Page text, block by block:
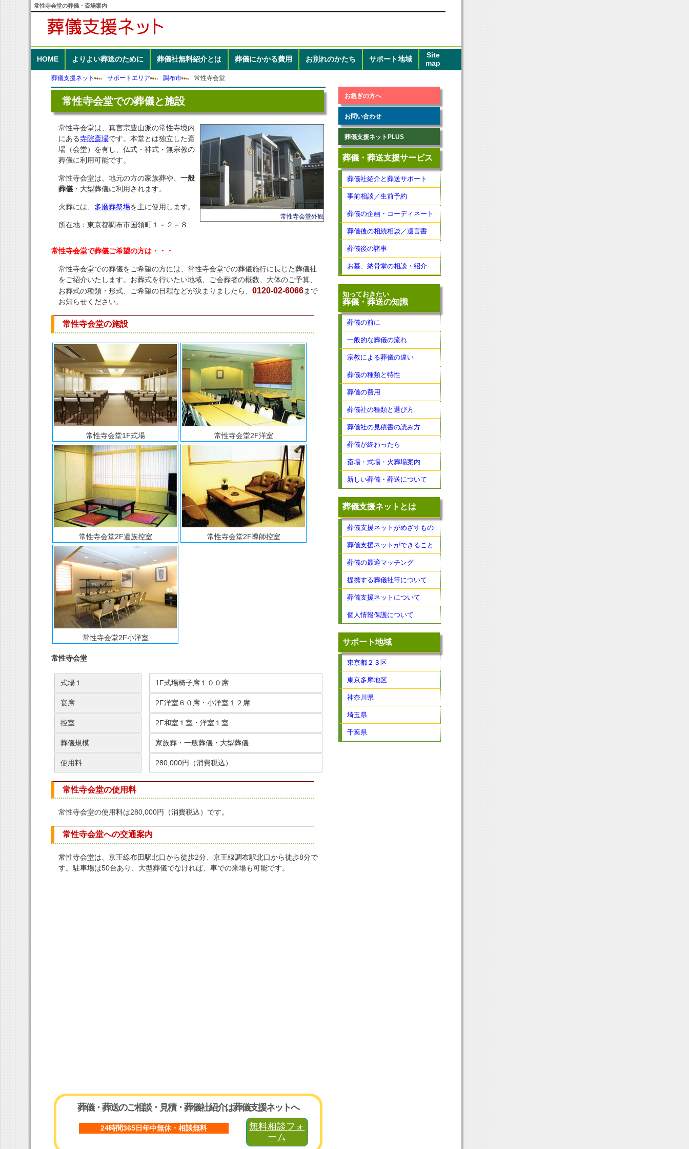
常性寺会堂の葬儀・斎場案内
HOME よりよい葬送のために 葬儀社無料紹介とは 葬儀にかかる費用 お別れのかたち サポート地域
Site
map
葬儀支援ネット サポートエリア 調布市 常性寺会堂
常性寺会堂での葬儀と施設
常性寺会堂外観
常性寺会堂は、真言宗豊山派の常性寺境内
にある寺院斎場です。本堂とは独立した斎
場（会堂）を有し、仏式・神式・無宗教の
葬儀に利用可能です。
常性寺会堂は、地元の方の家族葬や、 一般
葬儀 ・大型葬儀に利用されます。
火葬には、 多磨葬祭場を主に使用します。
所在地：東京都調布市国領町１－２－８
常性寺会堂で葬儀ご希望の方は・・・
常性寺会堂での葬儀をご希望の方には、常性寺会堂での葬儀施行に長じた葬儀社
をご紹介いたします。お葬式を行いたい地域、ご会葬者の概数、大体のご予算、
お葬式の種類・形式、ご希望の日程などが決まりましたら、 0120-02-6066まで
お知らせください。
常性寺会堂の施設
常性寺会堂1F式場 常性寺会堂2F洋室
常性寺会堂2F遺族控室 常性寺会堂2F導師控室
常性寺会堂2F小洋室
常性寺会堂
式場１ 1F式場椅子席１００席
宴席 2F洋室６０席・小洋室１２席
控室 2F和室１室・洋室１室
葬儀規模 家族葬・一般葬儀・大型葬儀
使用料 280,000円（消費税込）
常性寺会堂の使用料
常性寺会堂の使用料は280,000円（消費税込）です。
常性寺会堂への交通案内
常性寺会堂は、京王線布田駅北口から徒歩2分、京王線調布駅北口から徒歩8分で
す。駐車場は50台あり、大型葬儀でなければ、車での来場も可能です。
葬儀・葬送のご相談・見積・葬儀社紹介は葬儀支援ネットへ
24時間365日年中無休・相談無料
無料相談フォ
ーム
お急ぎの方へ
お問い合わせ
葬儀支援ネットPLUS
葬儀・葬送支援サービス
葬儀社紹介と葬送サポート
事前相談／生前予約
葬儀の企画・コーディネート
葬儀後の相続相談／遺言書
葬儀後の諸事
お墓、納骨堂の相談・紹介
知っておきたい
葬儀・葬送の知識
葬儀の前に
一般的な葬儀の流れ
宗教による葬儀の違い
葬儀の種類と特性
葬儀の費用
葬儀社の種類と選び方
葬儀社の見積書の読み方
葬儀が終わったら
斎場・式場・火葬場案内
新しい葬儀・葬送について
葬儀支援ネットとは
葬儀支援ネットがめざすもの
葬儀支援ネットができること
葬儀の最適マッチング
提携する葬儀社等について
葬儀支援ネットについて
個人情報保護について
サポート地域
東京都２３区
東京多摩地区
神奈川県
埼玉県
千葉県